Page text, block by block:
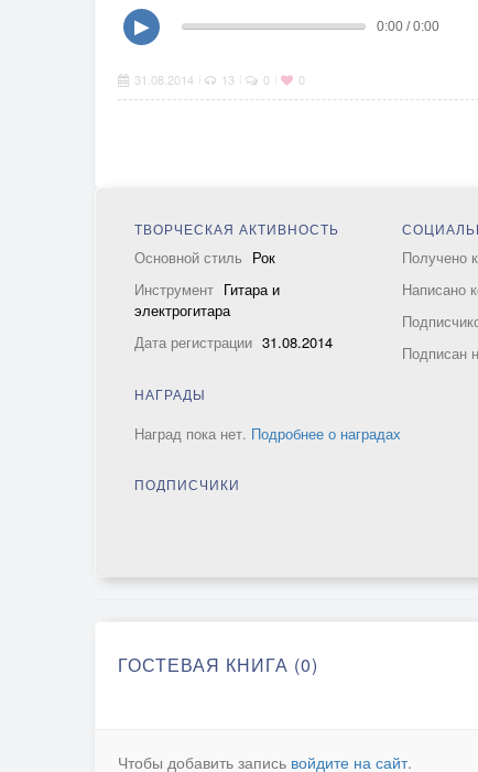
▶
0:00 / 0:00
31.08.2014 13 0 0
ТВОРЧЕСКАЯ АКТИВНОСТЬ
Основной стиль Рок
Инструмент Гитара и
электрогитара
Дата регистрации 31.08.2014
Получено
Написано
Подписан
НАГРАДЫ
Наград пока нет. Подробнее о наградах
ПОДПИСЧИКИ
ГОСТЕВАЯ КНИГА (0)
Чтобы добавить запись войдите на сайт.